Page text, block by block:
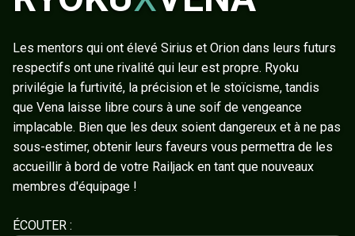
Les mentors qui ont élevé Sirius et Orion dans leurs futurs
respectifs ont une rivalité qui leur est propre. Ryoku
privilégie la furtivité, la précision et le stoïcisme, tandis
que Vena laisse libre cours à une soif de vengeance
implacable. Bien que les deux soient dangereux et à ne pas
sous-estimer, obtenir leurs faveurs vous permettra de les
accueillir à bord de votre Railjack en tant que nouveaux
membres d'équipage !
ÉCOUTER :